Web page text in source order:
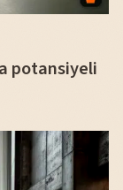
potansiyeli